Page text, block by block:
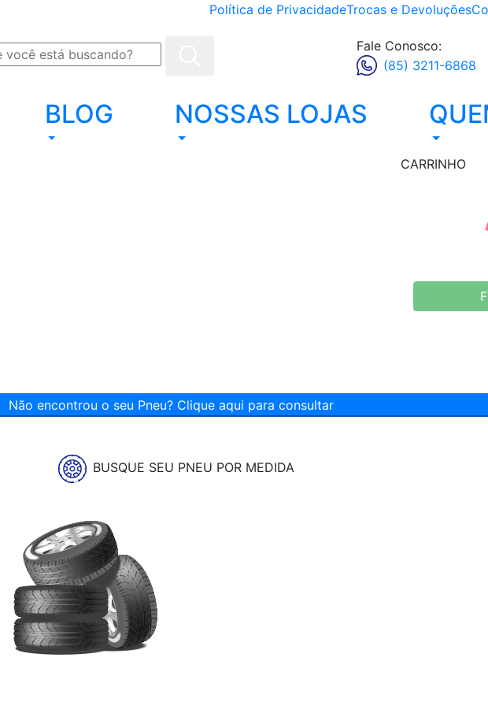
Política de PrivacidadeTrocas e Devoluções
Fale Conosco:
(85) 3211-6868
BLOG NOSSAS LOJAS
CARRINHO
Não encontrou o seu Pneu? Clique aqui para consultar
BUSQUE SEU PNEU POR MEDIDA